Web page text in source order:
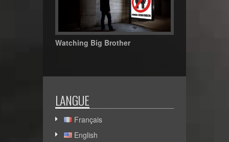
Watching Big Brother
LANGUE
Français
English